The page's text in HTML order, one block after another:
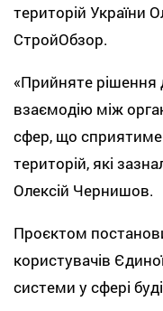
територій України
СтройОбзор.
«Прийняте
взаємодію між
сфер, що
територій, які
Олексій Чернишов.
Проєктом
користувачів
системи у сфері